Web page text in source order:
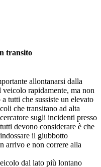
transito
allontanarsi dalla
rapidamente, ma non
tutti che sussiste un elevato
che transitano ad alta
sugli incidenti presso
devono considerare è che
il giubbotto
arrivo e non correre alla
dal lato più lontano